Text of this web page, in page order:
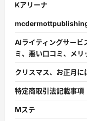
Kアリーナ
AIライティングサービ
ミ、悪い口コミ、メリ
クリスマス、お正月
特定商取引法記載事項
Mステ